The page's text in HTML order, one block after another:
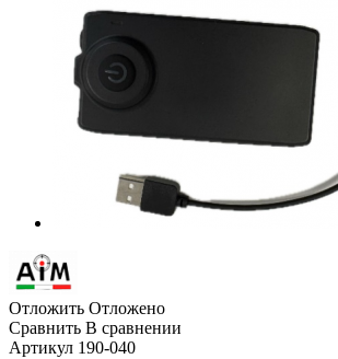
Отложить Отложено
Сравнить В сравнении
Артикул 190-040